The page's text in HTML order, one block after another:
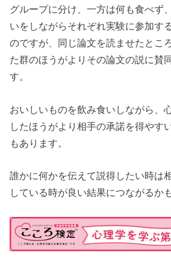
グループに分け、一方は何も食べず
いをしながらそれぞれ実験に参加す
のですが、同じ論文を読ませたとこ
た群のほうがよりその論文の説に賛
す。
おいしいものを飲み食いしながら、
したほうがより相手の承諾を得やす
もあります。
誰かに何かを伝えて説得したい時は
している時が良い結果につながるか